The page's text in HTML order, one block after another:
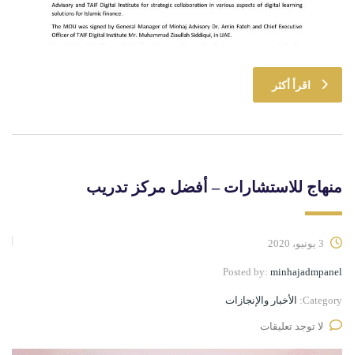
اقرأ أكثر
منهاج للاستشارات – أفضل مركز تدريب
Posted by: minhajadmpanel
Category: الأخبار والإنجازات
لا توجد تعليقات